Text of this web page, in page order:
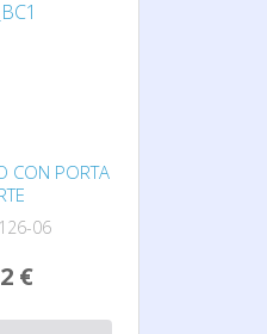
CON PORTA
06
€